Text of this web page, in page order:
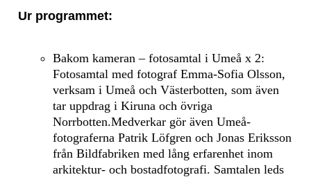
Ur programmet:
Bakom kameran – fotosamtal i Umeå x 2:
Fotosamtal med fotograf Emma-Sofia Olsson,
verksam i Umeå och Västerbotten, som även
tar uppdrag i Kiruna och övriga
Norrbotten.Medverkar gör även Umeå-
fotograferna Patrik Löfgren och Jonas Eriksson
från Bildfabriken med lång erfarenhet inom
arkitektur- och bostadfotografi. Samtalen leds